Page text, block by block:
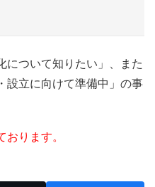
について知りたい」、また
設立に向けて準備中」の事
ります。